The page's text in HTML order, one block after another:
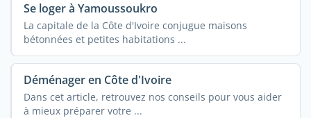
Se loger à Yamoussoukro
La capitale de la Côte d'Ivoire conjugue maisons
bétonnées et petites habitations ...
Déménager en Côte d'Ivoire
Dans cet article, retrouvez nos conseils pour vous aider
à mieux préparer votre ...